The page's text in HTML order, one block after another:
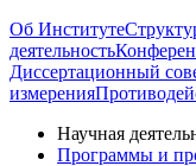
Об Институте
деятельность
Диссертационный
измерения
Научная
Программы и